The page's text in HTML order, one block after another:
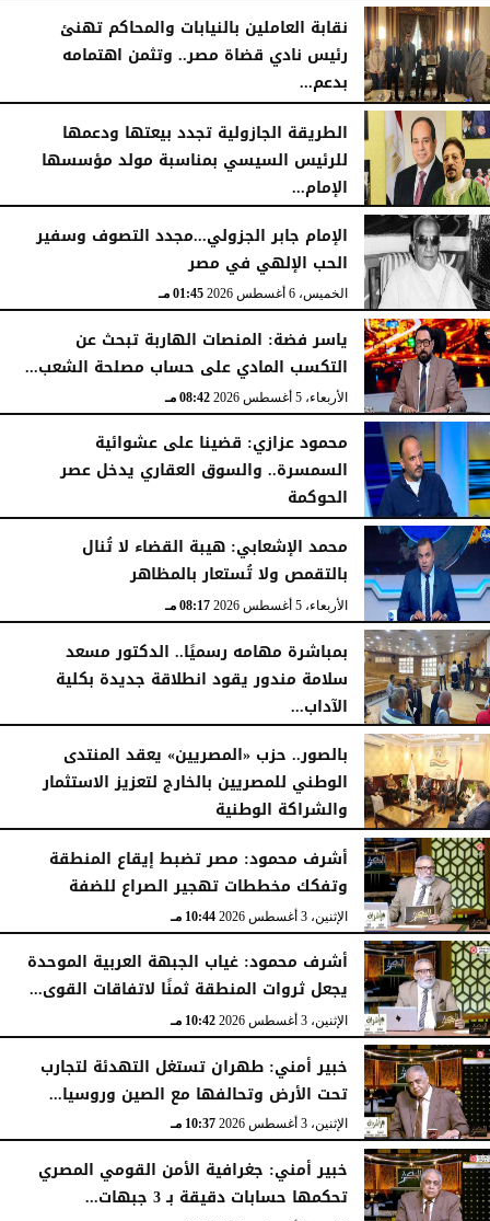
الجمعة، 7 أغسطس 2026
نقابة العاملين بالنيابات والمحاكم تهنئ
رئيس نادي قضاة مصر.. وتثمن اهتمامه
بدعم...
الخميس، 6 أغسطس 2026
الطريقة الجازولية تجدد بيعتها ودعمها
للرئيس السيسي بمناسبة مولد مؤسسها
الإمام...
الخميس، 6 أغسطس 2026
الإمام جابر الجزولي...مجدد التصوف وسفير
الحب الإلهي في مصر
الخميس، 6 أغسطس 2026 01:45 مـ
ياسر فضة: المنصات الهاربة تبحث عن
التكسب المادي على حساب مصلحة الشعب...
الأربعاء، 5 أغسطس 2026 08:42 مـ
محمود عزازي: قضينا على عشوائية
السمسرة.. والسوق العقاري يدخل عصر
الحوكمة
الأربعاء، 5 أغسطس 2026
محمد الإشعابي: هيبة القضاء لا تُنال
بالتقمص ولا تُستعار بالمظاهر
الأربعاء، 5 أغسطس 2026 08:17 مـ
بمباشرة مهامه رسميًا.. الدكتور مسعد
سلامة مندور يقود انطلاقة جديدة بكلية
الآداب...
الأربعاء، 5 أغسطس 2026
بالصور.. حزب «المصريين» يعقد المنتدى
الوطني للمصريين بالخارج لتعزيز الاستثمار
والشراكة الوطنية
الثلاثاء، 4 أغسطس 2026
أشرف محمود: مصر تضبط إيقاع المنطقة
وتفكك مخططات تهجير الصراع للضفة
الإثنين، 3 أغسطس 2026 10:44 مـ
أشرف محمود: غياب الجبهة العربية الموحدة
يجعل ثروات المنطقة ثمنًا لاتفاقات القوى...
الإثنين، 3 أغسطس 2026 10:42 مـ
خبير أمني: طهران تستغل التهدئة لتجارب
تحت الأرض وتحالفها مع الصين وروسيا...
الإثنين، 3 أغسطس 2026 10:37 مـ
خبير أمني: جغرافية الأمن القومي المصري
تحكمها حسابات دقيقة بـ 3 جبهات...